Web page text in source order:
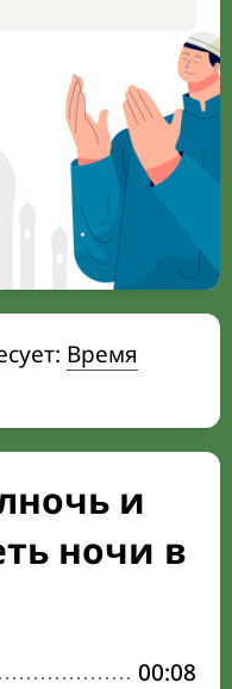
Время
и
ночи в
00:08